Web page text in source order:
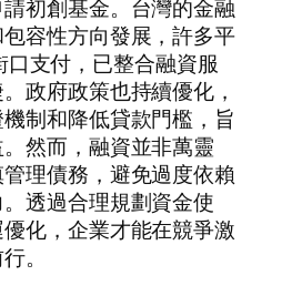
初創基金。台灣的金融
容性方向發展，許多平
口支付，已整合融資服
政府政策也持續優化，
制和降低貸款門檻，旨
然而，融資並非萬靈
理債務，避免過度依賴
透過合理規劃資金使
化，企業才能在競爭激
。